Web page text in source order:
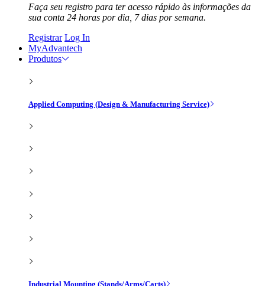
Faça seu registro para ter acesso rápido às informações da
sua conta 24 horas por dia, 7 dias por semana.
Registrar Log In
MyAdvantech
Produtos
Applied Computing (Design & Manufacturing Service)
Industrial Mounting (Stands/Arms/Carts)